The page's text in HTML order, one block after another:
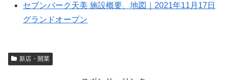
セブンパーク天美 施設概要、地図｜2021年11月17日
グランドオープン
新店・開業